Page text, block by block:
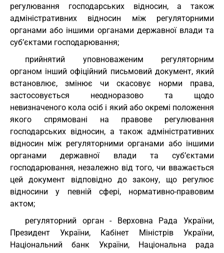
регулювання господарських відносин, а також
адміністративних відносин між регуляторними
органами або іншими органами державної влади та
суб’єктами господарювання;
прийнятий уповноваженим регуляторним
органом інший офіційний письмовий документ, який
встановлює, змінює чи скасовує норми права,
застосовується неодноразово та щодо
невизначеного кола осіб і який або окремі положення
якого спрямовані на правове регулювання
господарських відносин, а також адміністративних
відносин між регуляторними органами або іншими
органами державної влади та суб’єктами
господарювання, незалежно від того, чи вважається
цей документ відповідно до закону, що регулює
відносини у певній сфері, нормативно-правовим
актом;
регуляторний орган - Верховна Рада України,
Президент України, Кабінет Міністрів України,
Національний банк України, Національна рада